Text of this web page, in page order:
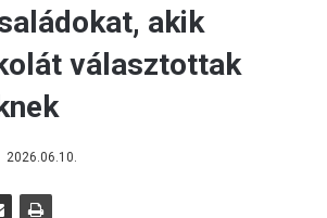
akik
választottak
2026.06.10.